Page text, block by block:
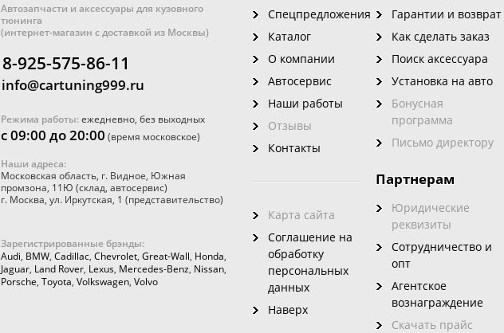
Автозапчасти и аксессуары для кузовного
тюнинга
(интернет-магазин с доставкой из Москвы)
8-925-575-86-11
info@cartuning999.ru
Режима работы:ежедневно, без выходных
с 09:00 до 20:00 (время московское)
Наши адреса:
Московская область, г. Видное, Южная
промзона, 11Ю (склад, автосервис)
г. Москва, ул. Иркутская, 1 (представительство)
Зарегистрированные брэнды:
Audi, BMW, Cadillac, Chevrolet, Great-Wall, Honda,
Jaguar, Land Rover, Lexus, Mercedes-Benz, Nissan,
Porsche, Toyota, Volkswagen, Volvo
Спецпредложения
Каталог
О компании
Автосервис
Наши работы
Отзывы
Контакты
Карта сайта
Соглашение на
обработку
персональных
данных
Наверх
Гарантии и возврат
Как сделать заказ
Поиск аксессуара
Установка на авто
Бонусная
программа
Письмо директору
Партнерам
Юридические
реквизиты
Сотрудничество и
опт
Агентское
вознаграждение
Скачать прайс